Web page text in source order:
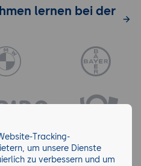
lernen bei der
Tracking-
um unsere Dienste
zu verbessern und um